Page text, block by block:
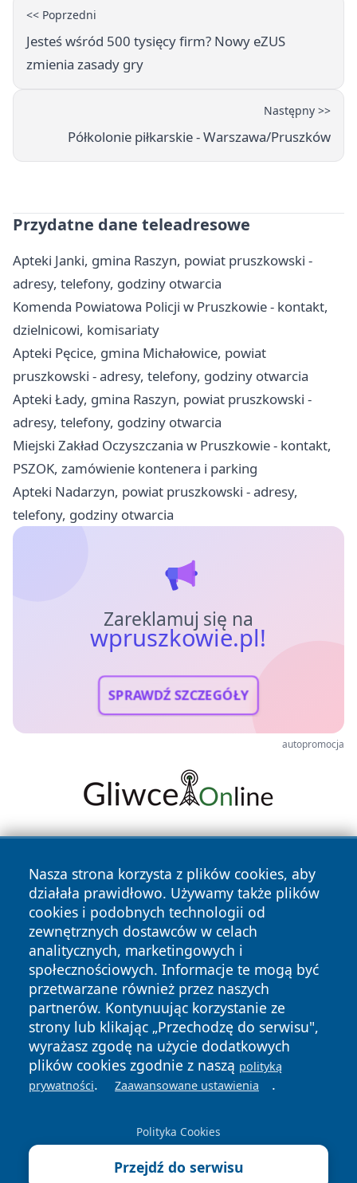
<< Poprzedni
Jesteś wśród 500 tysięcy firm? Nowy eZUS
zmienia zasady gry
Następny >>
Półkolonie piłkarskie - Warszawa/Pruszków
Przydatne dane teleadresowe
Apteki Janki, gmina Raszyn, powiat pruszkowski -
adresy, telefony, godziny otwarcia
Komenda Powiatowa Policji w Pruszkowie - kontakt,
dzielnicowi, komisariaty
Apteki Pęcice, gmina Michałowice, powiat
pruszkowski - adresy, telefony, godziny otwarcia
Apteki Łady, gmina Raszyn, powiat pruszkowski -
adresy, telefony, godziny otwarcia
Miejski Zakład Oczyszczania w Pruszkowie - kontakt,
PSZOK, zamówienie kontenera i parking
Apteki Nadarzyn, powiat pruszkowski - adresy,
telefony, godziny otwarcia
Zareklamuj się na
wpruszkowie.pl!
SPRAWDŹ SZCZEGÓŁY
autopromocja
Nasza strona korzysta z plików cookies, aby
działała prawidłowo. Używamy także plików
cookies i podobnych technologii od
zewnętrznych dostawców w celach
analitycznych, marketingowych i
społecznościowych. Informacje te mogą być
przetwarzane również przez naszych
partnerów. Kontynuując korzystanie ze
strony lub klikając „Przechodzę do serwisu",
wyrażasz zgodę na użycie dodatkowych
plików cookies zgodnie z naszą polityką
prywatności. Zaawansowane ustawienia .
Polityka Cookies
Przejdź do serwisu
Copyright © 2026 wpruszkowie.pl Wszystkie prawa
zastrzeżone.
News Autorzy
Polityka
Prywatności
Polityka
Cookies